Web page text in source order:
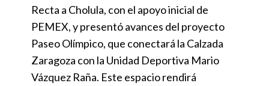
Recta a Cholula, con el apoyo inicial de
PEMEX, y presentó avances del proyecto
Paseo Olímpico, que conectará la Calzada
Zaragoza con la Unidad Deportiva Mario
Vázquez Raña. Este espacio rendirá